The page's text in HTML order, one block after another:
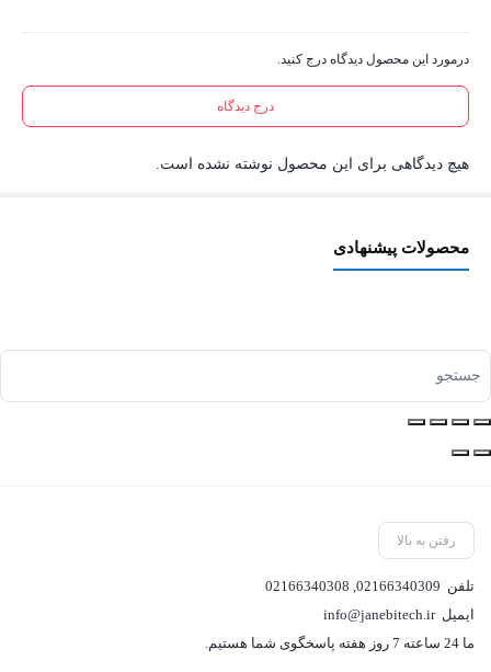
درمورد این محصول دیدگاه درج کنید.
درج دیدگاه
هیچ دیدگاهی برای این محصول نوشته نشده است.
محصولات پیشنهادی
رفتن به بالا
تلفن 02166340309
,
02166340308
ایمیلinfo@janebitech.ir
ما 24 ساعته 7 روز هفته پاسخگوی شما هستیم.